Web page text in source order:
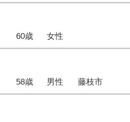
60歳 女性
58歳 男性 藤枝市